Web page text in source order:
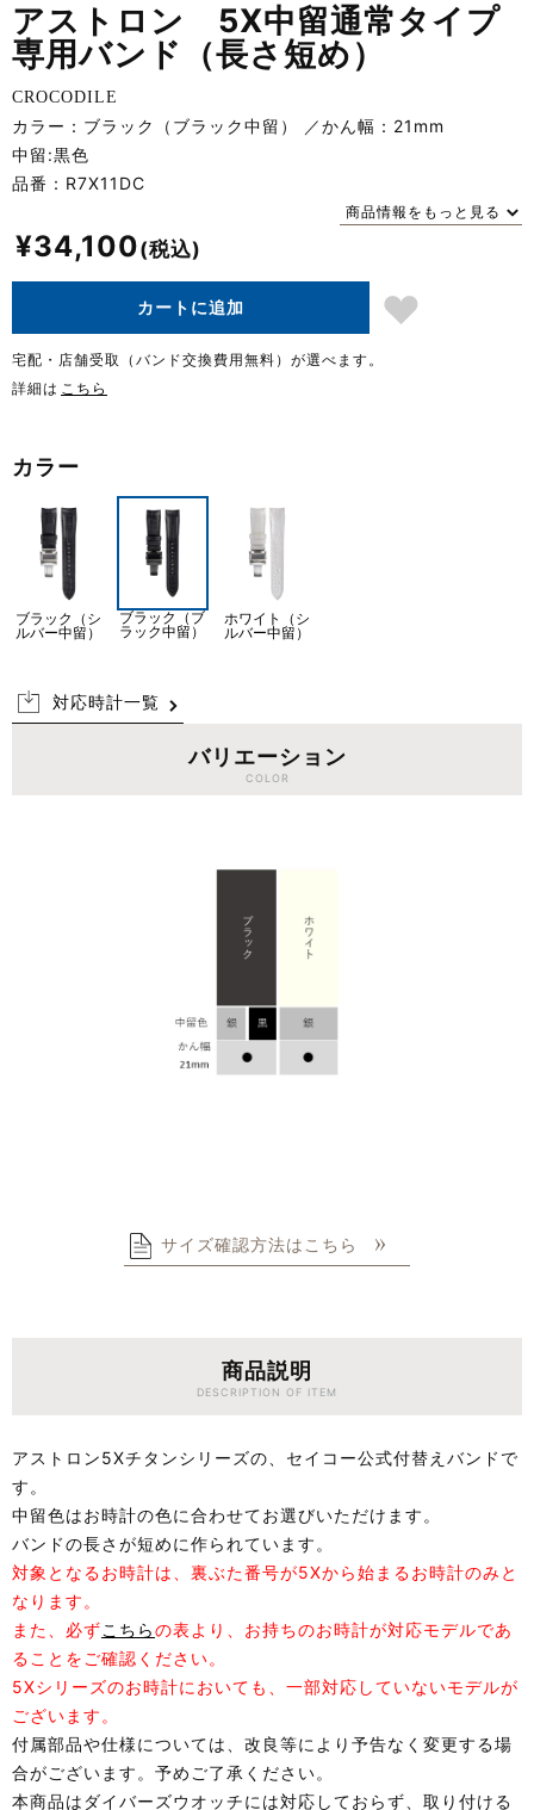
アストロン 5X中留通常タイプ
専用バンド（長さ短め）
CROCODILE
カラー：ブラック（ブラック中留）
かん幅：21mm
中留:黒色
品番： R7X11DC
商品情報をもっと見る
¥34,100
カートに追加
宅配・店舗受取（バンド交換費用無料）が選べます。
詳細は こちら
カラー
ブラック（シ
ルバー中留）
ブラック（ブ
ラック中留）
ホワイト（シ
ルバー中留）
対応時計一覧
バリエーション
COLOR
サイズ確認方法はこちら
商品説明
DESCRIPTION OF ITEM
アストロン5Xチタンシリーズの、セイコー公式付替えバンドで
す。
中留色はお時計の色に合わせてお選びいただけます。
バンドの長さが短めに作られています。
対象となるお時計は、裏ぶた番号が5Xから始まるお時計のみと
なります。
また、必ずこちらの表より、お持ちのお時計が対応モデルであ
ることをご確認ください。
5Xシリーズのお時計においても、一部対応していないモデルが
ございます。
付属部品や仕様については、改良等により予告なく変更する場
合がございます。予めご了承ください。
本商品はダイバーズウオッチには対応しておらず、取り付ける